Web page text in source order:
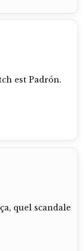
est Padrón.
quel scandale